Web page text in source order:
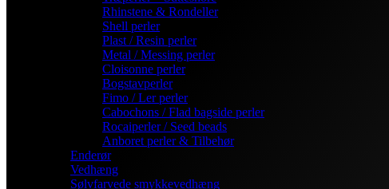
Rhinstene & Rondeller
Shell perler
Plast / Resin perler
Metal / Messing perler
Cloisonne perler
Bogstavperler
Fimo / Ler perler
Cabochons / Flad bagside perler
Rocaiperler / Seed beads
Anboret perler & Tilbehør
Enderør
Vedhæng
Sølvfarvede smykkevedhæng